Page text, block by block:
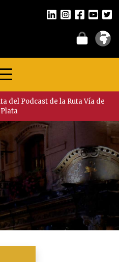
del Podcast de la Ruta Vía de